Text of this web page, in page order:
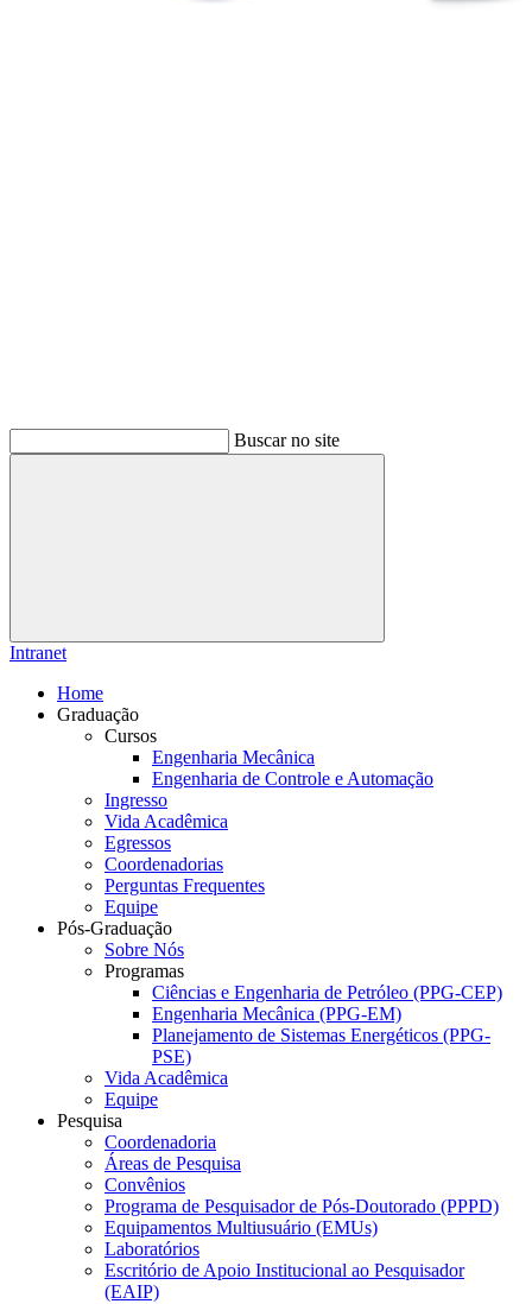
Buscar no site
Buscar
Intranet
Home
Graduação
Cursos
Engenharia Mecânica
Engenharia de Controle e Automação
Ingresso
Vida Acadêmica
Egressos
Coordenadorias
Perguntas Frequentes
Equipe
Pós-Graduação
Sobre Nós
Programas
Ciências e Engenharia de Petróleo (PPG-CEP)
Engenharia Mecânica (PPG-EM)
Planejamento de Sistemas Energéticos (PPG-
PSE)
Vida Acadêmica
Equipe
Pesquisa
Coordenadoria
Áreas de Pesquisa
Convênios
Programa de Pesquisador de Pós-Doutorado (PPPD)
Equipamentos Multiusuário (EMUs)
Laboratórios
Escritório de Apoio Institucional ao Pesquisador
(EAIP)